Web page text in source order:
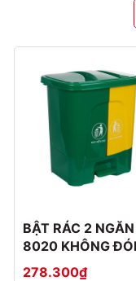
BẬT RÁC 2 NGĂN
8020 KHÔNG
THÙNG CATTON
278.300₫